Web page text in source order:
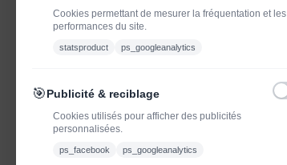
Cookies permettant de mesurer la fréquentation et les
performances du site.
statsproduct ps_googleanalytics
🎯Publicité & reciblage
Cookies utilisés pour afficher des publicités
personnalisées.
ps_facebook ps_googleanalytics